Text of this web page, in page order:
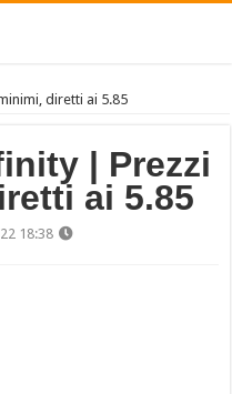
diretti ai 5.85
| Prezzi
ai 5.85
18:38